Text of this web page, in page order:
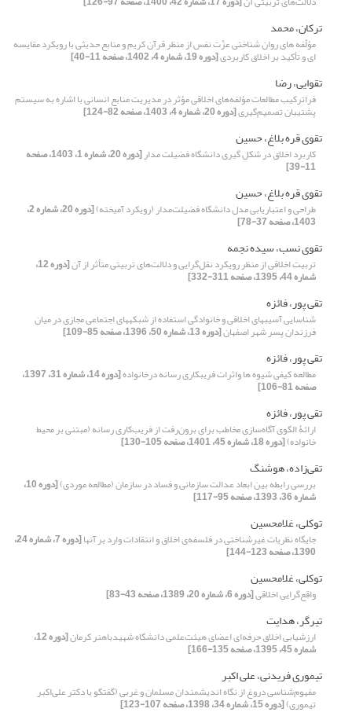
ترکان، محمد
مؤلّفه هاى روان شناختى عزّت نفس از منظر قرآن کریم و منابع حدیثى با رویکرد مقایسه
ای و تأکید بر اخلاق کاربردی[دوره 19، شماره 4، 1402، صفحه 11-40]
تقوایی، رضا
فراترکیب مطالعات مؤلفه‌های اخلاقی مؤثر در مدیریت منابع انسانی با اشاره به سیستم
پشتیبان تصمیم‌گیری[دوره 20، شماره 4، 1403، صفحه 82-124]
تقوی قره بلاغ، حسین
کاربرد اخلاق در شکل گیری دانشگاه فضیلت مدار [دوره 20، شماره 1، 1403، صفحه
11-39]
تقوی قره بلاغ، حسین
طراحی و اعتباریابی مدل دانشگاه‌ فضیلت‌مدار (رویکرد آمیخته) [دوره 20، شماره 2،
1403، صفحه 37-78]
تقوی نسب، سیده نجمه
تربیت اخلاقی از منظر رویکرد نقل‌گرایی و دلالت‌های تربیتی متأثر از آن [دوره 12،
شماره 44، 1395، صفحه 311-332]
تقی پور، فائزه
شناسایی آسیبهای اخلاقی و خانوادگی استفاده از شبکههای اجتماعی مجازی در میان
فرزندان پسر شهر اصفهان[دوره 13، شماره 50، 1396، صفحه 85-109]
تقی پور، فائزه
مطالعه کیفی شیوه ها واثرات فریبکاری رسانه درخانواده [دوره 14، شماره 31، 1397،
صفحه 81-106]
تقی پور، فائزه
ارائۀ الگوی آگاه‌سازی مخاطب برای برون‌رفت از فریب‌کاری رسانه (مبتنی بر محیط
خانواده)[دوره 18، شماره 45، 1401، صفحه 105-130]
تقی‌زاده، هوشنگ
بررسی رابطه بین ابعاد عدالت سازمانی و فساد در سازمان (مطالعه موردی) [دوره 10،
شماره 36، 1393، صفحه 95-117]
توکلی، غلامحسین
جایگاه نظریات غیرشناختی در فلسفه‌ی اخلاق و انتقادات وارد بر آنها [دوره 7، شماره 24،
1390، صفحه 123-144]
توکلی، غلامحسین
واقع‌گرایی اخلاقی[دوره 6، شماره 20، 1389، صفحه 43-83]
تیرگر، هدایت
ارزشیابی اخلاق حرفه‌ای اعضای هیئت‌علمی دانشگاه شهیدباهنر کرمان [دوره 12،
شماره 45، 1395، صفحه 135-166]
تیموری فریدنی، علی اکبر
مفهوم‌شناسی دروغ از نگاه اندیشمندان مسلمان و غربی (گفتگو با دکتر علی‌اکبر
تیموری)[دوره 15، شماره 34، 1398، صفحه 107-123]